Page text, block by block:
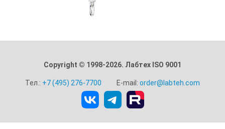
Copyright © 1998-2026. Лабтех ISO 9001
Тел.: +7 (495) 276-7700 E-mail: order@labteh.com